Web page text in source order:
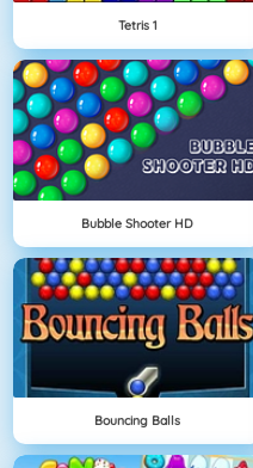
Tetris 1
Bubble Shooter HD
Bouncing Balls